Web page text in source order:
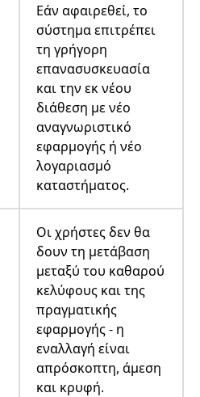
Εάν αφαιρεθεί, το
σύστημα επιτρέπει
τη γρήγορη
επανασυσκευασία
και την εκ νέου
διάθεση με νέο
αναγνωριστικό
εφαρμογής ή νέο
λογαριασμό
καταστήματος.
Οι χρήστες δεν θα
δουν τη μετάβαση
μεταξύ του καθαρού
κελύφους και της
πραγματικής
εφαρμογής - η
εναλλαγή είναι
απρόσκοπτη, άμεση
και κρυφή.